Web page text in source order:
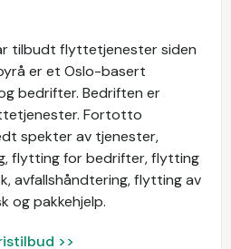
tilbudt flyttetjenester siden
er et Oslo-basert
bedrifter. Bedriften er
Fortotto
spekter av tjenester,
flytting for bedrifter, flytting
avfallshåndtering, flytting av
og pakkehjelp.
>>